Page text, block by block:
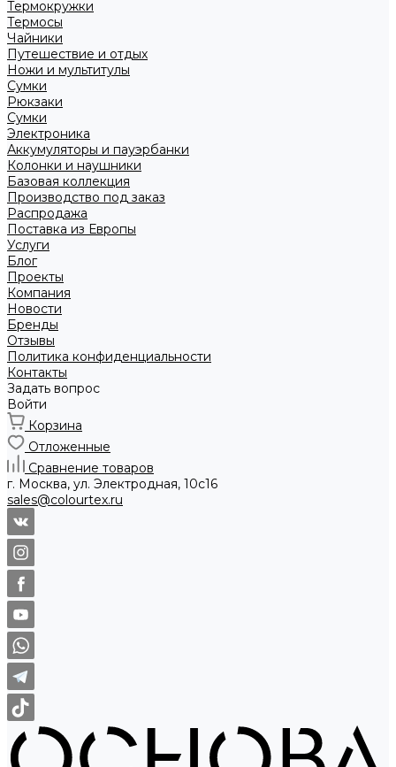
Термокружки
Термосы
Чайники
Путешествие и отдых
Ножи и мультитулы
Сумки
Рюкзаки
Сумки
Электроника
Аккумуляторы и пауэрбанки
Колонки и наушники
Базовая коллекция
Производство под заказ
Распродажа
Поставка из Европы
Услуги
Блог
Проекты
Компания
Новости
Бренды
Отзывы
Политика конфиденциальности
Контакты
Задать вопрос
Войти
Корзина
Отложенные
Сравнение товаров
г. Москва, ул. Электродная, 10с16
sales@colourtex.ru